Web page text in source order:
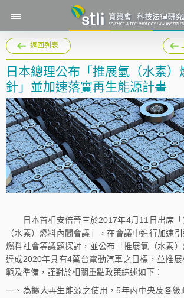
返回列表
日本總理公布「推展氫（水素）
針」並加速落實再生能源計畫
日本首相安倍晉三於2017年4月11日出席「
（水素）燃料內閣會議」，在會議中進行加速
燃料社會等議題探討，並公布「推展氫（水素
達成2020年具有4萬台電動汽車之目標，並推
範及準備，謹對於相關重點政策綜述如下：
一、為擴大再生能源之使用，5年內中央及各